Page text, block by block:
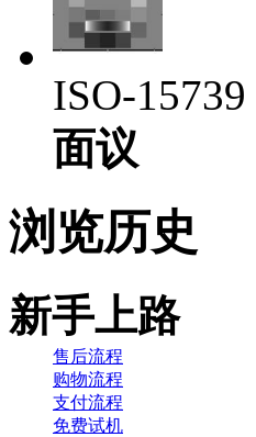
ISO-15739
面议
浏览历史
新手上路
售后流程
购物流程
支付流程
免费试机